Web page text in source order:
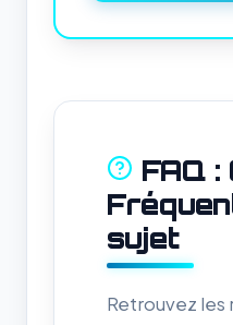
FAQ :
sujet
Retrouvez les